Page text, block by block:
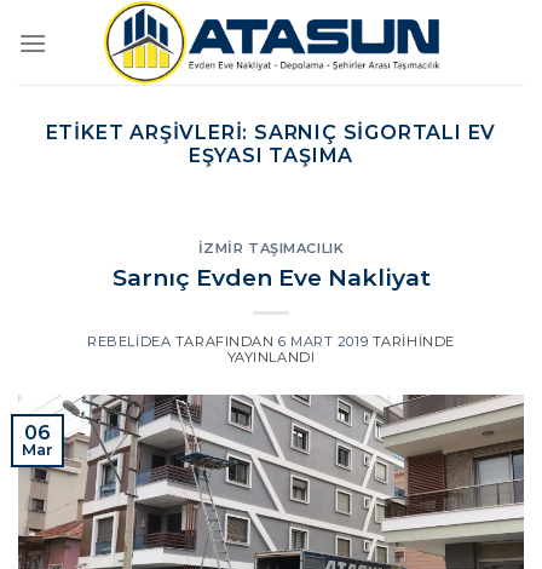
atla
ETIKET ARŞIVLERI: SARNIÇ SIGORTALI EV
EŞYASI TAŞIMA
İZMIR TAŞIMACILIK
Sarnıç Evden Eve Nakliyat
REBELIDEA TARAFINDAN 6 MART 2019 TARIHINDE
YAYINLANDI
06
Mar